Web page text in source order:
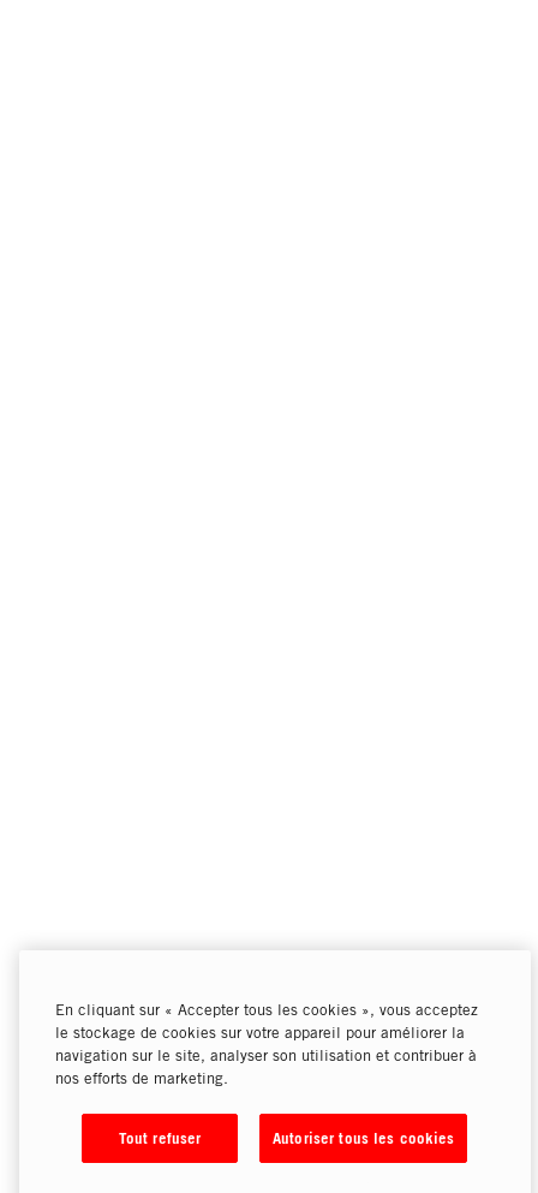
En cliquant sur « Accepter tous les cookies », vous acceptez
le stockage de cookies sur votre appareil pour améliorer la
navigation sur le site, analyser son utilisation et contribuer à
nos efforts de marketing.
Tout refuser Autoriser tous les cookies